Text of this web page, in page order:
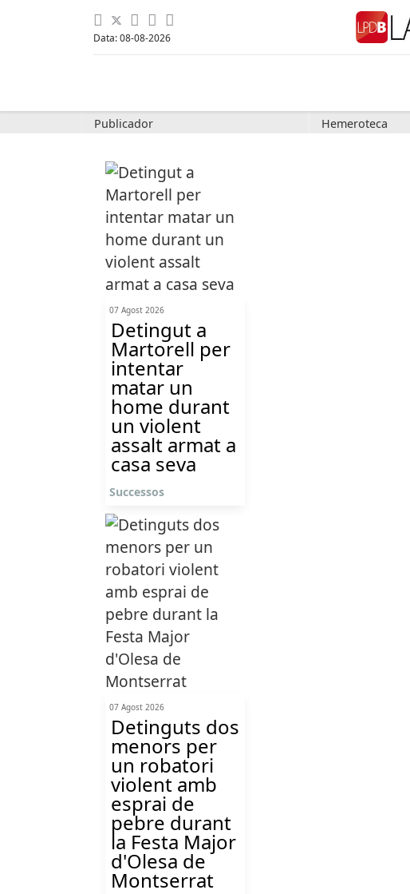
Data: 08-08-2026
Publicador Hemeroteca
07 Agost 2026
Detingut a
Martorell per
intentar
matar un
home durant
un violent
assalt armat a
casa seva
Successos
07 Agost 2026
Detinguts dos
menors per
un robatori
violent amb
esprai de
pebre durant
la Festa Major
d'Olesa de
Montserrat